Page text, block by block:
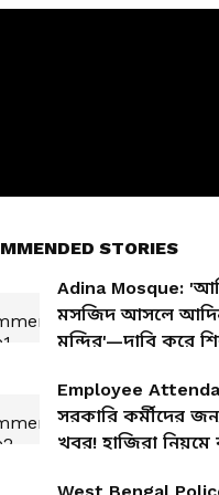
STORIES
Adina Mosque:
মসজিদ আসলে
মন্দির'—দাবি করে
ধর্মীয় শোভাযাত্রা
Employee
সরকারি কর্মীদের জন্য
খবর! হাজিরা নিয়মে